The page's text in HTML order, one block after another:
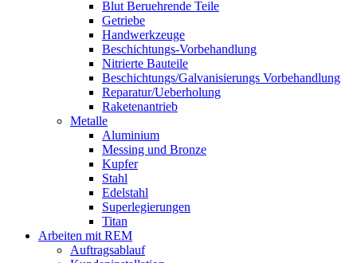
Blut Beruehrende Teile
Getriebe
Handwerkzeuge
Beschichtungs-Vorbehandlung
Nitrierte Bauteile
Beschichtungs/Galvanisierungs Vorbehandlung
Reparatur/Ueberholung
Raketenantrieb
Metalle
Aluminium
Messing und Bronze
Kupfer
Stahl
Edelstahl
Superlegierungen
Titan
Arbeiten mit REM
Auftragsablauf